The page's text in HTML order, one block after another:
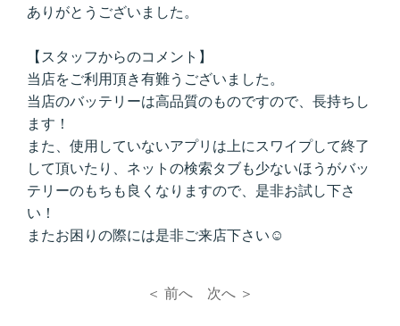
ありがとうございました。
【スタッフからのコメント】
当店をご利用頂き有難うございました。
当店のバッテリーは高品質のものですので、長持ちし
ます！
また、使用していないアプリは上にスワイプして終了
して頂いたり、ネットの検索タブも少ないほうがバッ
テリーのもちも良くなりますので、是非お試し下さ
い！
またお困りの際には是非ご来店下さい☺
＜ 前へ 次へ ＞